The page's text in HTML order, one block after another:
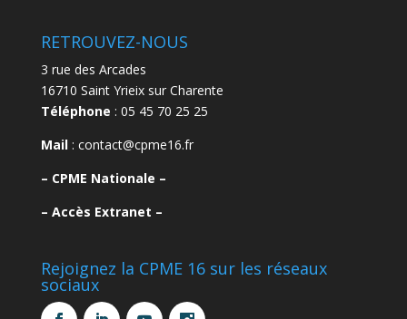
RETROUVEZ-NOUS
3 rue des Arcades
16710 Saint Yrieix sur Charente
Téléphone : 05 45 70 25 25
Mail: contact@cpme16.fr
– CPME Nationale –
– Accès Extranet –
Rejoignez la CPME 16 sur les réseaux
sociaux